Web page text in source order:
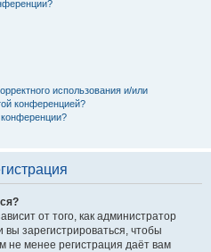
использования и/или
конференцией?
от того, как администратор
зарегистрироваться, чтобы
не менее регистрация даёт вам